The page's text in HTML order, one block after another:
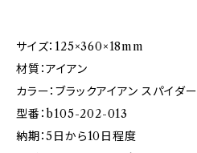
サイズ：125×360×18mm
材質：アイアン
カラー：ブラックアイアン スパイダー
型番：b105-202-013
納期：5日から10日程度